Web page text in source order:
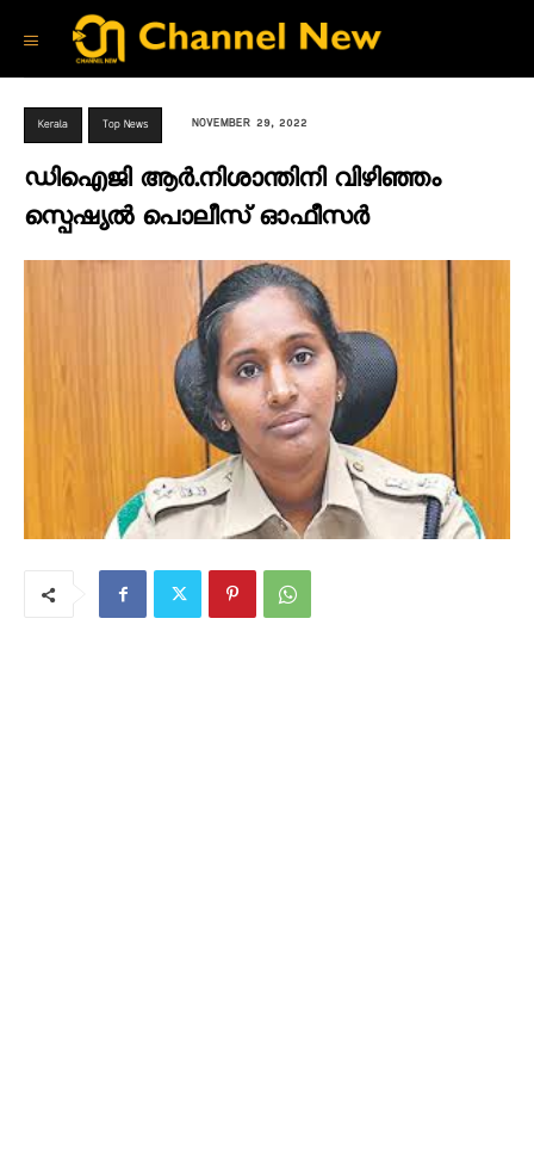
Kerala Top News NOVEMBER 29, 2022
ഡിഐജി ആർ.നിശാന്തിനി വിഴിഞ്ഞം
സ്പെഷ്യൽ പൊലീസ് ഓഫീസർ